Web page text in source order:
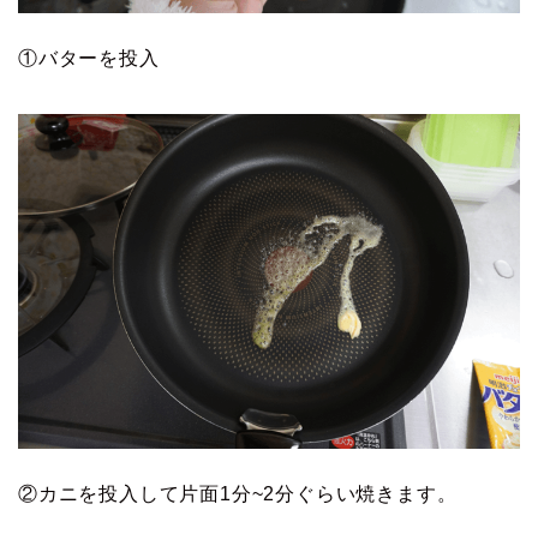
①バターを投入
②カニを投入して片面1分~2分ぐらい焼きます。